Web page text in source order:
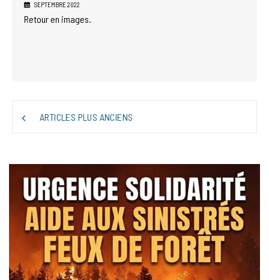
SEPTEMBRE 2022
Retour en images.
NAVIGATION
DES
ARTICLES PLUS ANCIENS